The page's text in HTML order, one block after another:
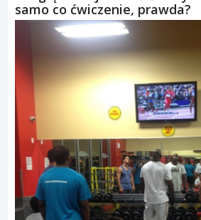
8. Oglądanie jak ktoś ćwiczy
samo co ćwiczenie, prawda?